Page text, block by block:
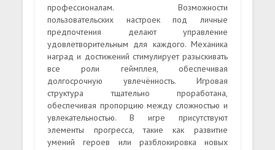
профессионалам. Возможности
пользовательских настроек под личные
предпочтения делают управление
удовлетворительным для каждого. Механика
наград и достижений стимулирует разыскивать
все роли геймплея, обеспечивая
долгосрочную увлечённость. Игровая
структура тщательно проработана,
обеспечивая пропорцию между сложностью и
увлекательностью. В игре присутствуют
элементы прогресса, такие как развитие
умений героев или разблокировка новых